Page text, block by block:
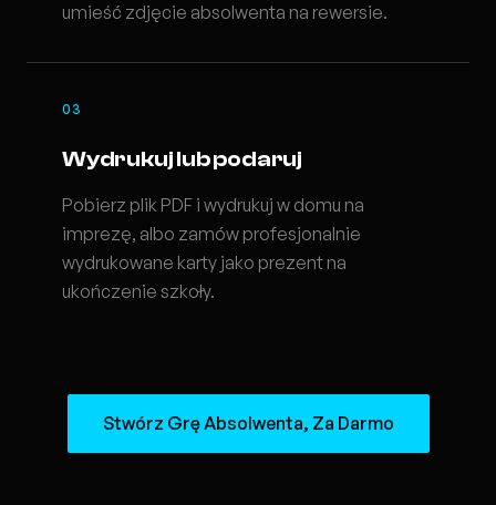
umieść zdjęcie absolwenta na rewersie.
03
Wydrukuj lub podaruj
Pobierz plik PDF i wydrukuj w domu na
imprezę, albo zamów profesjonalnie
wydrukowane karty jako prezent na
ukończenie szkoły.
Stwórz Grę Absolwenta, Za Darmo